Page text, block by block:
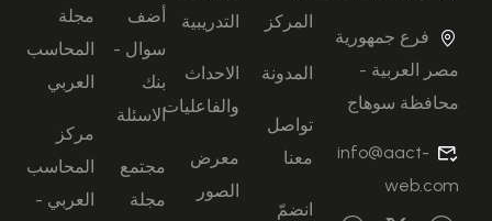
فرع جمهورية
مصر العربية -
محافظة سوهاج
info@aact-
web.com
المركز
المدونة
تواصل
معنا
انضمّ
التدريبية
الاحداث
والفاعليات
معرض
الصور
أضف
سوال -
بنك
الاسئلة
مجتمع
مجلة
مجلة
المحاسب
العربي
مركز
المحاسب
العربي -